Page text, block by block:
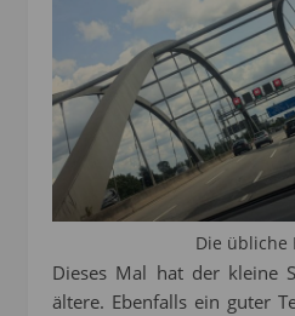
Die übliche
Dieses Mal hat der kleine
ältere. Ebenfalls ein guter